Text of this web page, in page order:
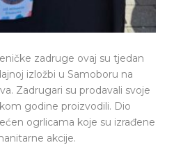
zadruge ovaj su tjedan
izložbi u Samoboru na
Zadrugari su prodavali svoje
godine proizvodili. Dio
ogrlicama koje su izrađene
akcije.